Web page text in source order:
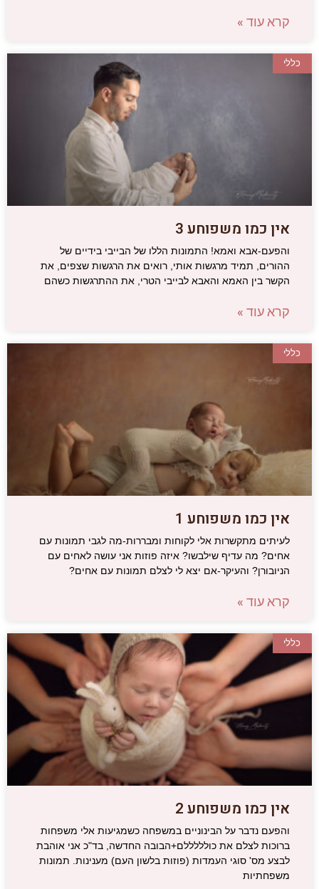
קרא עוד »
כללי
אין כמו משפוחע 3
והפעם-אבא ואמא! התמונות הללו של הבייבי בידיים של
ההורים, תמיד מרגשות אותי, רואים את הרגשות שצפים, את
הקשר בין האמא והאבא לבייבי הטרי, את ההתרגשות כשהם
קרא עוד »
כללי
אין כמו משפוחע 1
לעיתים מתקשרות אלי לקוחות ומבררות-מה לגבי תמונות עם
אחים? מה עדיף שילבשו? איזה פוזות אני עושה לאחים עם
הניובורן? והעיקר-אם יצא לי לצלם תמונות עם אחים?
קרא עוד »
כללי
אין כמו משפוחע 2
והפעם נדבר על הבינוניים במשפחה כשמגיעות אלי משפחות
ברוכות לצלם את כולללללם+הבובה החדשה, בד"כ אני אוהבת
לבצע מס' סוגי העמדות (פוזות בלשון העם) מענינות. תמונות
משפחתיות